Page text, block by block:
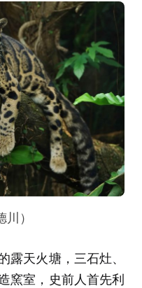
）
露天火塘，三石灶、
窯室，史前人首先利